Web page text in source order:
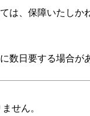
は、保障いたしか
数日要する場合が
せん。